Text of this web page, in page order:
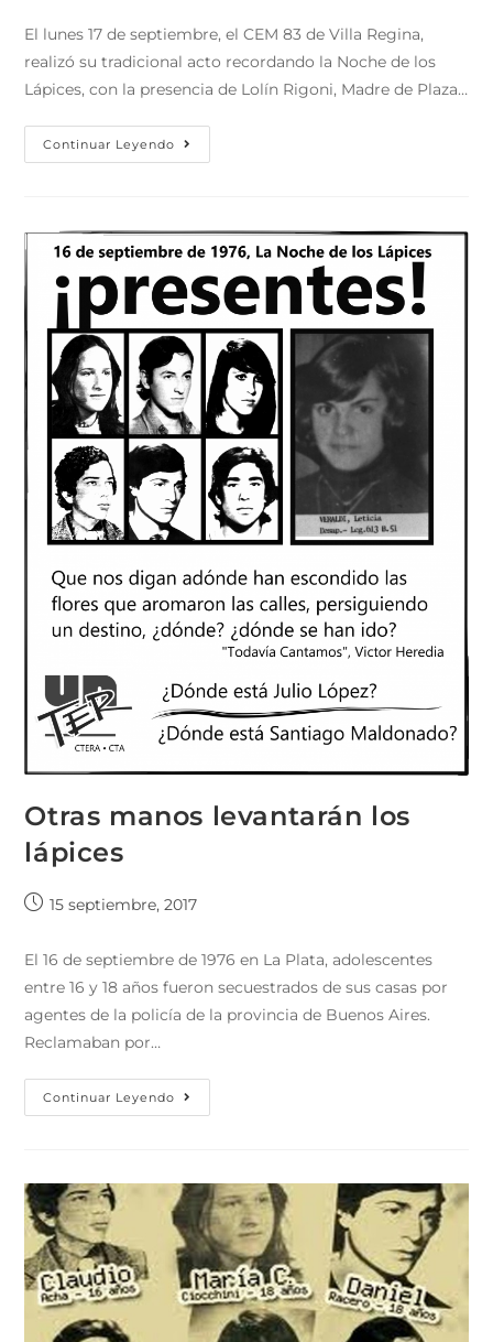
El lunes 17 de septiembre, el CEM 83 de Villa Regina,
realizó su tradicional acto recordando la Noche de los
Lápices, con la presencia de Lolín Rigoni, Madre de Plaza…
Continuar Leyendo
Otras manos levantarán los
lápices
15 septiembre, 2017
El 16 de septiembre de 1976 en La Plata, adolescentes
entre 16 y 18 años fueron secuestrados de sus casas por
agentes de la policía de la provincia de Buenos Aires.
Reclamaban por…
Continuar Leyendo